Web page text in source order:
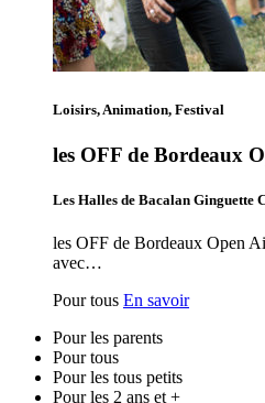
Loisirs, Animation, Festival
les OFF de Bordeaux
Les Halles de Bacalan Ginguette
les OFF de Bordeaux Open
avec…
Pour tous En savoir
Pour les parents
Pour tous
Pour les tous petits
Pour les 2 ans et +